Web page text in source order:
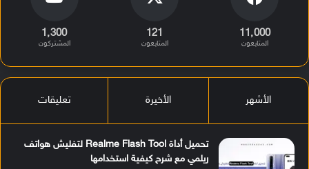
11٬000
المتابعون
121
المتابعون
1٬300
المشتركون
الأشهر الأخيرة تعليقات
تحميل أداة Realme Flash Tool لتفليش هواتف
ريلمي مع شرح كيفية استخدامها